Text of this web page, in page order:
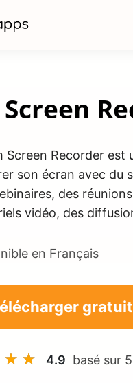
Screen
Screen Recorder est
son écran avec du
des
vidéo, des
en Français
gratuit
4.9 basé sur